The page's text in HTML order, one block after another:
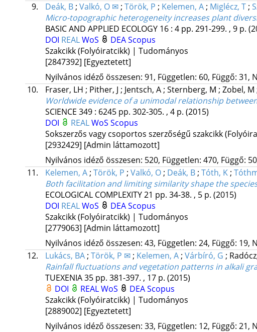
9.
Deák, B ; Valkó, O ✉ ; Török, P ; Kelemen, A ; Miglécz, T ;
Micro-topographic heterogeneity increases plant
BASIC AND APPLIED ECOLOGY 16: 4 pp. 291-299. , 9 p.
DOI REALWoS DEAScopus
Szakcikk (Folyóiratcikk) | Tudományos
[2847392] [Egyeztetett]
Nyilvános idéző összesen: 91, Független: 60, Függő: 31,
10.
Fraser, LH ; Pither, J ; Jentsch, A ; Sternberg, M ; Zobel, M
Worldwide evidence of a unimodal relationship
SCIENCE 349: 6245 pp. 302-305. , 4 p. (2015)
DOI
REALWoS Scopus
Sokszerzős vagy csoportos szerzőségű szakcikk
[2932429] [Admin láttamozott]
Nyilvános idéző összesen: 520, Független: 470, Függő:
11.
Kelemen, A ; Török, P ; Valkó, O ; Deák, B ; Tóth, K ;
Both facilitation and limiting similarity shape the
ECOLOGICAL COMPLEXITY21 pp. 34-38. , 5 p. (2015)
DOI REALWoS DEAScopus
Szakcikk (Folyóiratcikk) | Tudományos
[2779063] [Admin láttamozott]
Nyilvános idéző összesen: 43, Független: 24, Függő: 19,
12.
Lukács, BA ; Török, P ✉ ; Kelemen, A ; Várbíró, G ;
Rainfall fluctuations and vegetation patterns in alkali
TUEXENIA35 pp. 381-397. , 17 p. (2015)
DOI
REALWoS DEAScopus
Szakcikk (Folyóiratcikk) | Tudományos
[2889002] [Egyeztetett]
Nyilvános idéző összesen: 33, Független: 12, Függő: 21,